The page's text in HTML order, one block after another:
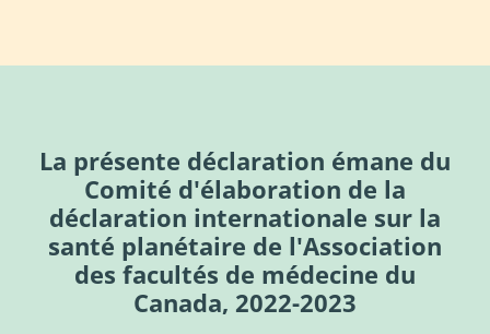
La présente déclaration émane du
Comité d'élaboration de la
déclaration internationale sur la
santé planétaire de l'Association
des facultés de médecine du
Canada, 2022-2023